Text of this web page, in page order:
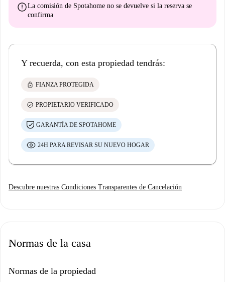
errorLa comisión de Spotahome no se devuelve si la reserva se
confirma
Y recuerda, con esta propiedad tendrás:
lock FIANZA PROTEGIDA
check_circle PROPIETARIO VERIFICADO
GARANTÍA DE SPOTAHOME
24H PARA REVISAR SU NUEVO HOGAR
Descubre nuestras Condiciones Transparentes de Cancelación
Normas de la casa
Normas de la propiedad